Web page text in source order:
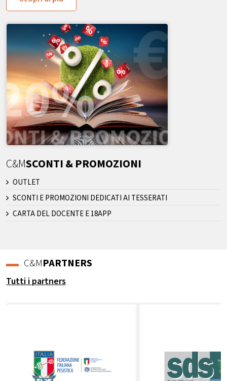
C&MSCONTI & PROMOZIONI
OUTLET
SCONTI E PROMOZIONI DEDICATI AI TESSERATI
CARTA DEL DOCENTE E 18APP
C&MPARTNERS
Tutti i partners